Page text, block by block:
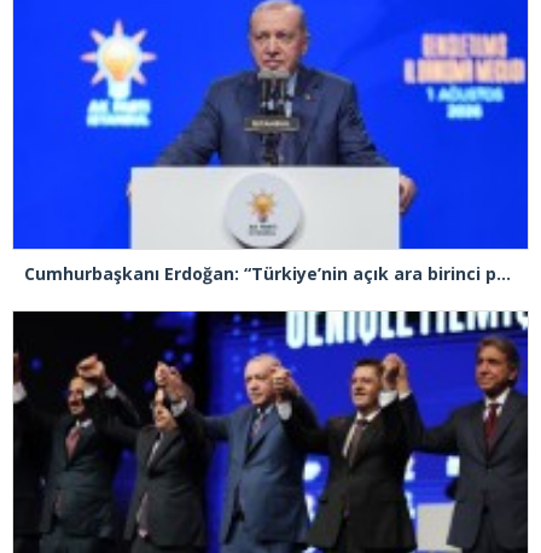
Cumhurbaşkanı Erdoğan: “Türkiye’nin açık ara birinci partisiyiz”